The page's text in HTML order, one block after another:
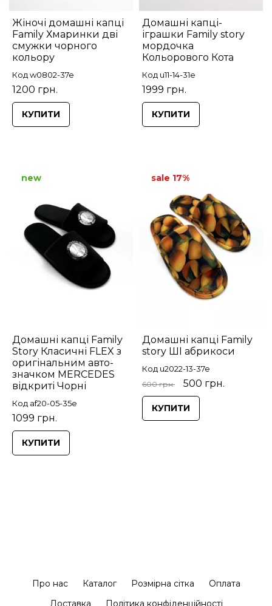
Жіночі домашні капці
Family Хмаринки дві
смужки чорного
кольору
Код w0802-37e
1200 грн.
КУПИТИ
Домашні капці-
іграшки Family story
мордочка
Кольорового Кота
Код u11-14-31e
1999 грн.
КУПИТИ
Домашні капці Family
Story Класичні FLEX з
оригінальним авто-
значком MERCEDES
відкриті Чорні
Код af20-05-35e
1099 грн.
new
КУПИТИ
Домашні капці Family
story ШІ абрикоси
Код u2022-13-37e
600 грн. 500 грн.
sale 17%
КУПИТИ
Про нас Каталог Розмірна сітка
Оплата
Доставка
Політика конфіденційності